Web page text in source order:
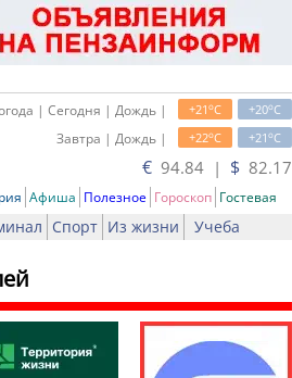
+20oC
+21oC
| Сегодня | Дождь |
+21oC
+22oC
Завтра | Дождь |
€ 94.84 | $ 82.17
Афиша Полезное Гороскоп Гостевая
Спорт Из жизни Учеба
Печать